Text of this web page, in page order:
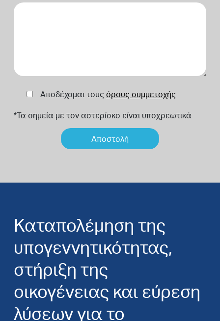
Αποδέχομαι τους όρους συμμετοχής
*Τα σημεία με τον αστερίσκο είναι υποχρεωτικά
Καταπολέμηση της
υπογεννητικότητας,
στήριξη της
οικογένειας και εύρεση
λύσεων για το